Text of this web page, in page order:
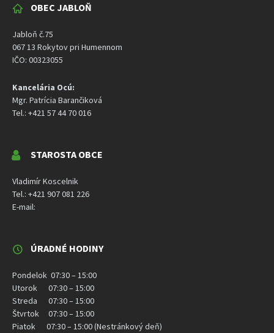
OBEC JABLOŇ
Jabloň č.75
067 13 Rokytov pri Humennom
IČO: 00323055
Kancelária Ocú:
Mgr. Patrícia Barančiková
Tel.: +421 57 44 70 016
STAROSTA OBCE
Vladimír Koscelnik
Tel.: +421 907 081 226
E-mail:
ÚRADNÉ HODINY
Pondelok 07:30 – 15:00
Utorok 07:30 – 15:00
Streda 07:30 – 15:00
Štvrtok 07:30 – 15:00
Piatok 07:30 – 15:00 (Nestránkový deň)